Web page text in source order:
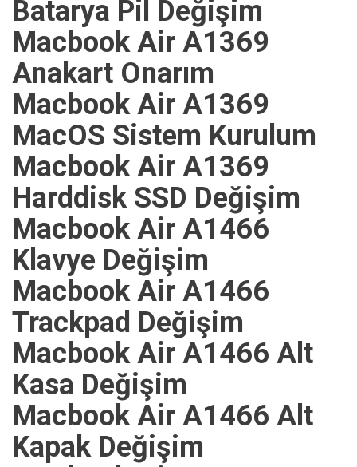
Batarya Pil Değişim
Macbook Air A1369
Anakart Onarım
Macbook Air A1369
MacOS Sistem Kurulum
Macbook Air A1369
Harddisk SSD Değişim
Macbook Air A1466
Klavye Değişim
Macbook Air A1466
Trackpad Değişim
Macbook Air A1466 Alt
Kasa Değişim
Macbook Air A1466 Alt
Kapak Değişim